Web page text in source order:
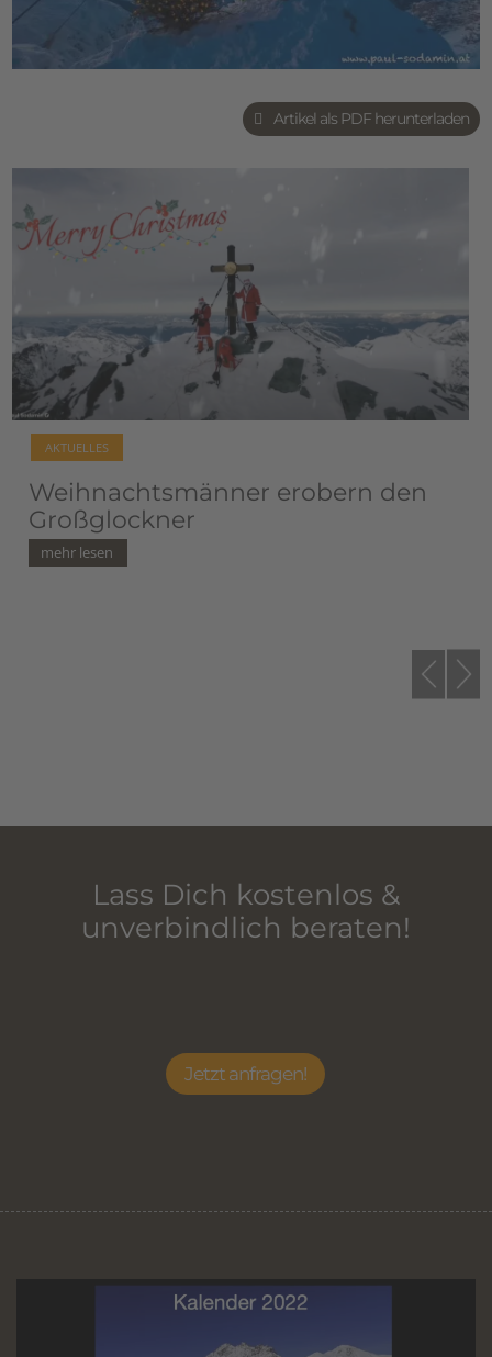
Artikel als PDF herunterladen
AKTUELLES
Weihnachtsmänner erobern den
Großglockner
Lass Dich kostenlos &
unverbindlich beraten!
Jetzt anfragen!